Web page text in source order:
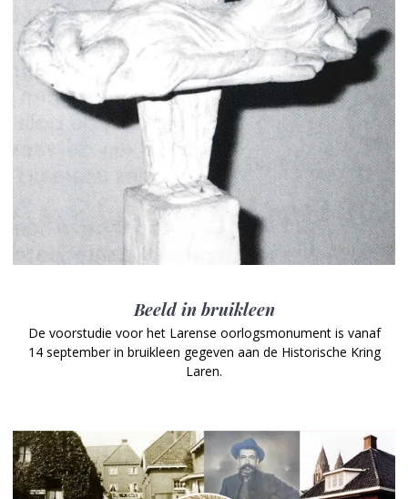
Beeld in bruikleen
De voorstudie voor het Larense oorlogsmonument is vanaf
14 september in bruikleen gegeven aan de Historische Kring
Laren.